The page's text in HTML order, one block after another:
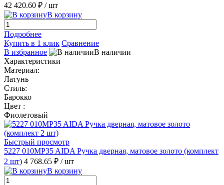
42 420.60 ₽ / шт
В корзину
Подробнее
Купить в 1 клик Сравнение
В избранное
В наличии
Характеристики
Материал:
Латунь
Стиль:
Барокко
Цвет :
Фиолетовый
Быстрый просмотр
5227 010MP35 AIDA Ручка дверная, матовое золото (комплект
2 шт) 4 768.65 ₽ / шт
В корзину